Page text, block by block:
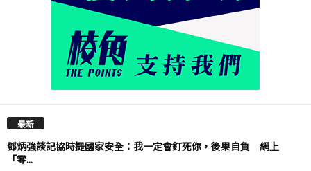
最新
鄧炳強談記協時提國家安全：我一定會釘死你，後果自負 網上
「零...